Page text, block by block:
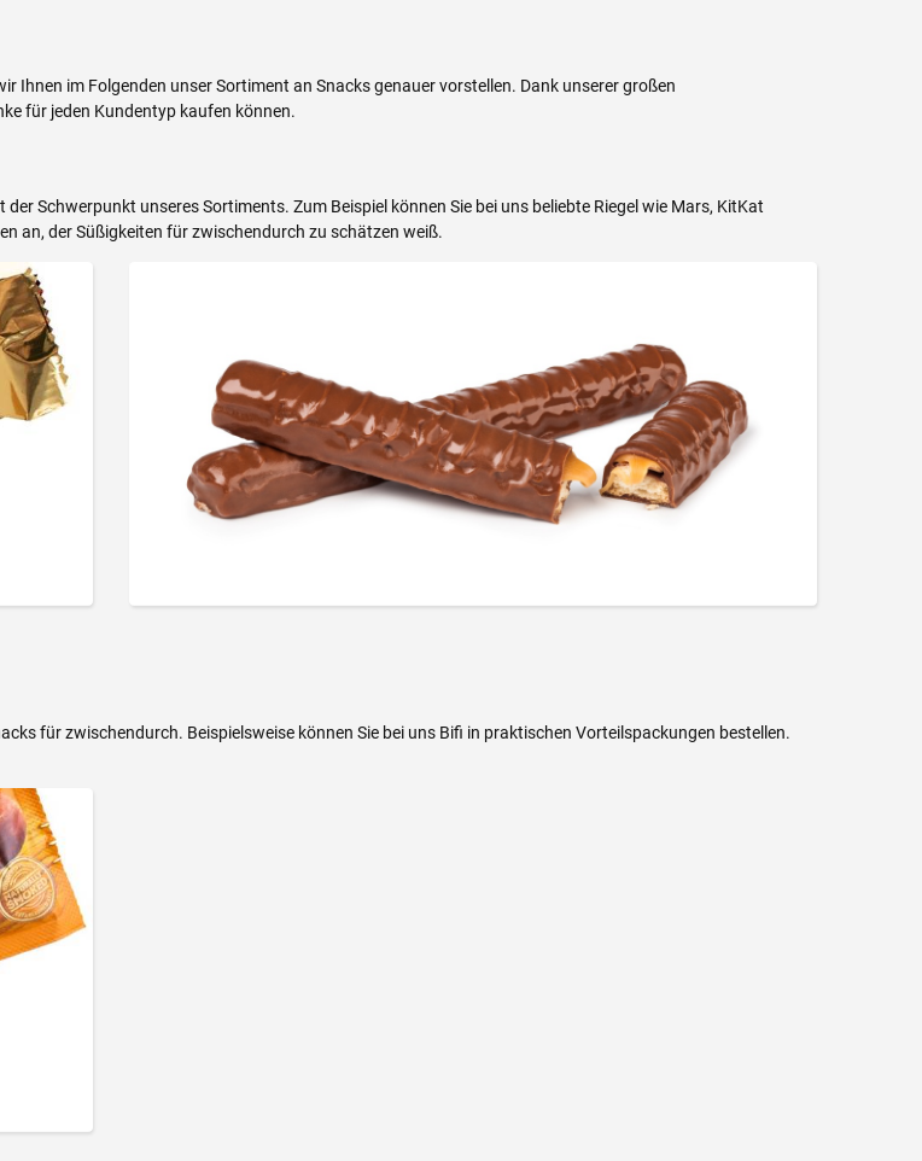
Ihnen im Folgenden unser Sortiment an Snacks genauer vorstellen. Dank unserer großen
für jeden Kundentyp kaufen können.
Schwerpunkt unseres Sortiments. Zum Beispiel können Sie bei uns beliebte Riegel wie Mars, KitKat
an, der Süßigkeiten für zwischendurch zu schätzen weiß.
für zwischendurch. Beispielsweise können Sie bei uns Bifi in praktischen Vorteilspackungen bestellen.